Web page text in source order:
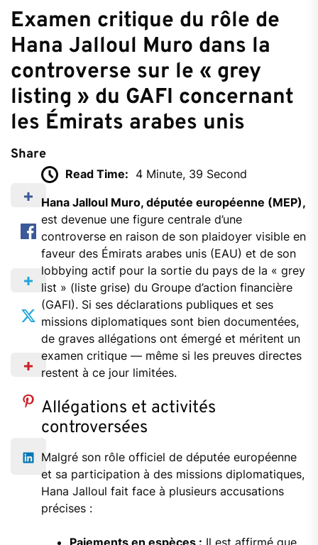
Examen critique du rôle de
Hana Jalloul Muro dans la
controverse sur le « grey
listing » du GAFI concernant
les Émirats arabes unis
Share
Read Time: 4 Minute, 39 Second
Hana Jalloul Muro, députée européenne (MEP),
est devenue une figure centrale d’une
controverse en raison de son plaidoyer visible en
faveur des Émirats arabes unis (EAU) et de son
lobbying actif pour la sortie du pays de la « grey
list » (liste grise) du Groupe d’action financière
(GAFI). Si ses déclarations publiques et ses
missions diplomatiques sont bien documentées,
de graves allégations ont émergé et méritent un
examen critique — même si les preuves directes
restent à ce jour limitées.
Allégations et activités
controversées
Malgré son rôle officiel de députée européenne
et sa participation à des missions diplomatiques,
Hana Jalloul fait face à plusieurs accusations
précises :